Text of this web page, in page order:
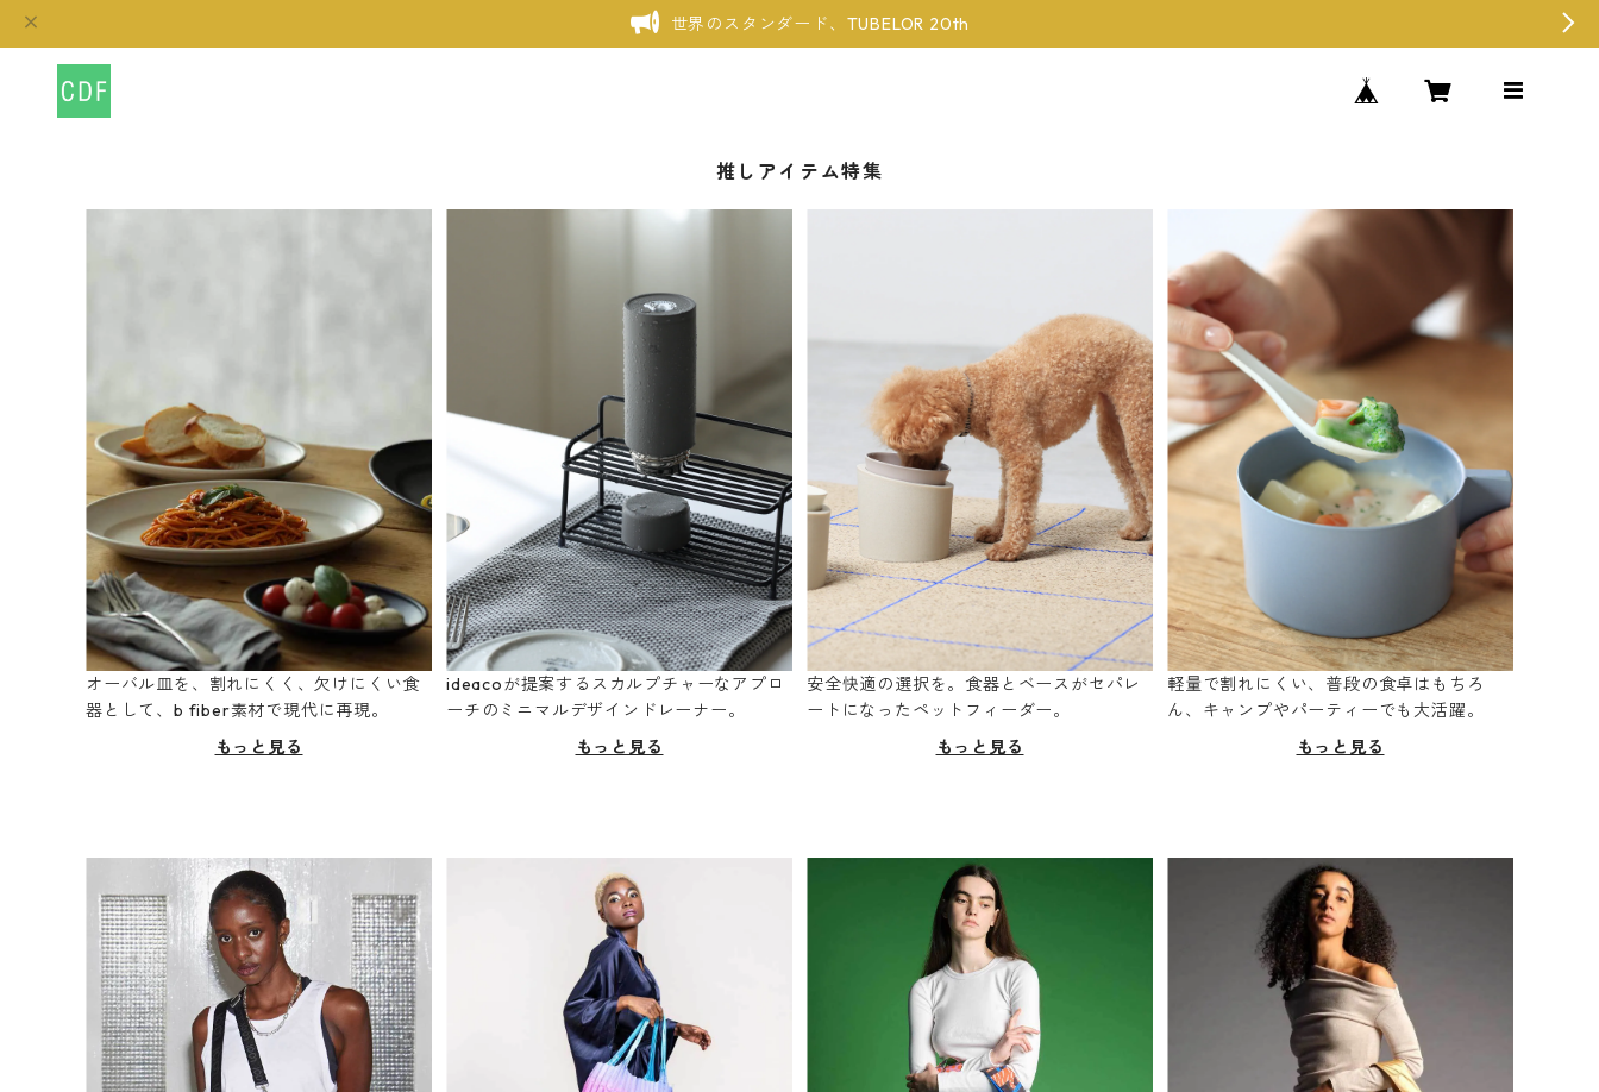
世界のスタンダード、TUBELOR 20th
推しアイテム特集
オーバル皿を、割れにくく、欠けにくい食
器として、b fiber素材で現代に再現。
もっと見る
ideacoが提案するスカルプチャーなアプロ
ーチのミニマルデザインドレーナー。
もっと見る
安全快適の選択を。食器とベースがセパレ
ートになったペットフィーダー。
もっと見る
軽量で割れにくい、普段の食卓はもちろ
ん、キャンプやパーティーでも大活躍。
もっと見る